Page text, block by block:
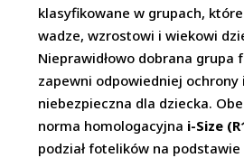
klasyfikowane w grupach,
wadze, wzrostowi i wiekowi
Nieprawidłowo dobrana grupa
zapewni odpowiedniej ochrony
niebezpieczna dla dziecka.
norma homologacyjna i-Size
podział fotelików na podstawie